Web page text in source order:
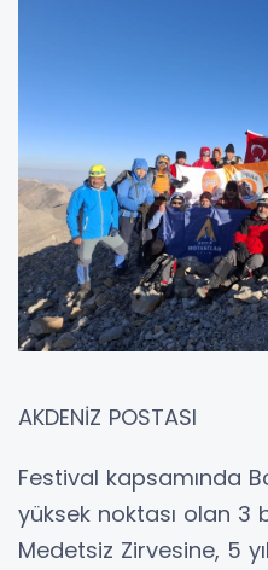
AKDENİZ POSTASI
Festival kapsamında
yüksek noktası olan 3
Medetsiz Zirvesine, 5